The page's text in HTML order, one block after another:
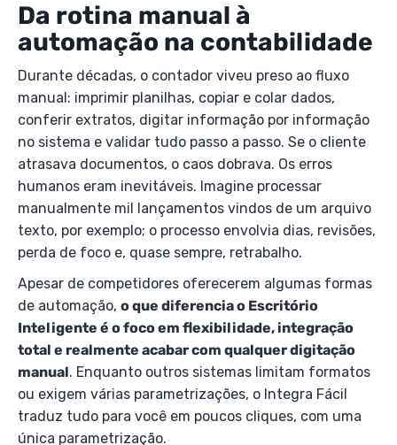
Da rotina manual à
automação na contabilidade
Durante décadas, o contador viveu preso ao fluxo
manual: imprimir planilhas, copiar e colar dados,
conferir extratos, digitar informação por informação
no sistema e validar tudo passo a passo. Se o cliente
atrasava documentos, o caos dobrava. Os erros
humanos eram inevitáveis. Imagine processar
manualmente mil lançamentos vindos de um arquivo
texto, por exemplo; o processo envolvia dias, revisões,
perda de foco e, quase sempre, retrabalho.
Apesar de competidores oferecerem algumas formas
de automação, o que diferencia o Escritório
Inteligente é o foco em flexibilidade, integração
total e realmente acabar com qualquer digitação
manual. Enquanto outros sistemas limitam formatos
ou exigem várias parametrizações, o Integra Fácil
traduz tudo para você em poucos cliques, com uma
única parametrização.